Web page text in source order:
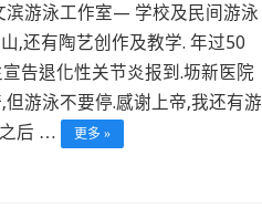
滨游泳工作室— 学校及民间游泳
,还有陶艺创作及教学. 年过50
告退化性关节炎报到.坜新医院
游泳不要停.感谢上帝,我还有游
后 …
更多 »